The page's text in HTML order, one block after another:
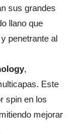
sus grandes
llano que
penetrante al
,
Este
spin en los
mejorar